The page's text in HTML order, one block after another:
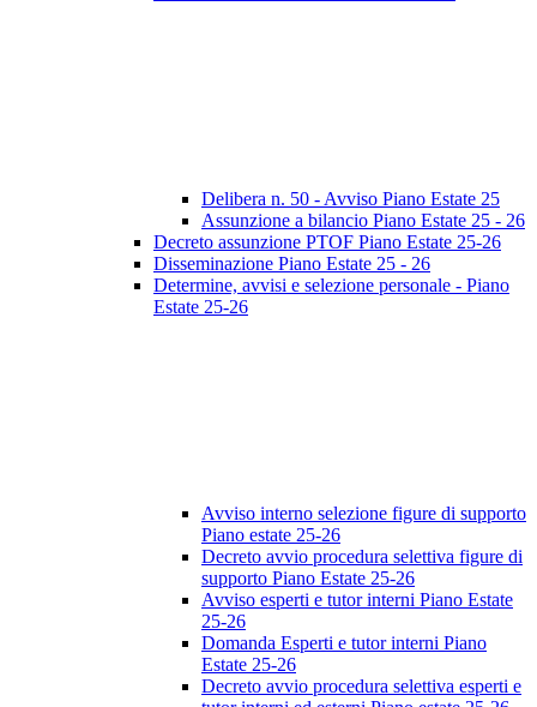
Delibera n. 50 - Avviso Piano Estate 25
Assunzione a bilancio Piano Estate 25 - 26
Decreto assunzione PTOF Piano Estate 25-26
Disseminazione Piano Estate 25 - 26
Determine, avvisi e selezione personale - Piano
Estate 25-26
Avviso interno selezione figure di supporto
Piano estate 25-26
Decreto avvio procedura selettiva figure di
supporto Piano Estate 25-26
Avviso esperti e tutor interni Piano Estate
25-26
Domanda Esperti e tutor interni Piano
Estate 25-26
Decreto avvio procedura selettiva esperti e